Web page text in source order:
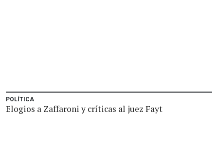
POLÍTICA
Elogios a Zaffaroni y críticas al juez Fayt